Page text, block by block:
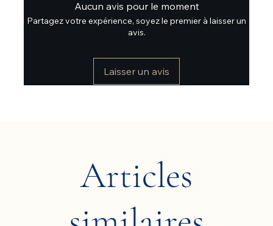
Aucun avis pour le moment
Partagez votre expérience, soyez le premier à laisser un
avis.
Laisser un avis
Articles